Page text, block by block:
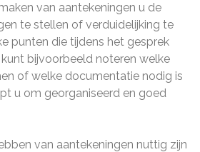
van aantekeningen u de
te stellen of verduidelijking te
punten die tijdens het gesprek
bijvoorbeeld noteren welke
of welke documentatie nodig is
u om georganiseerd en goed
van aantekeningen nuttig zijn